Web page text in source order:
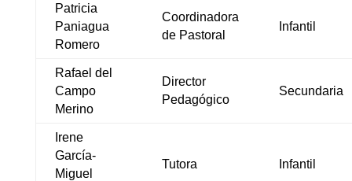
Patricia
Paniagua
Romero
Coordinadora
de Pastoral
Infantil
Rafael del
Campo
Merino
Director
Pedagógico
Secundaria
Irene
García-
Miguel
Tutora Infantil